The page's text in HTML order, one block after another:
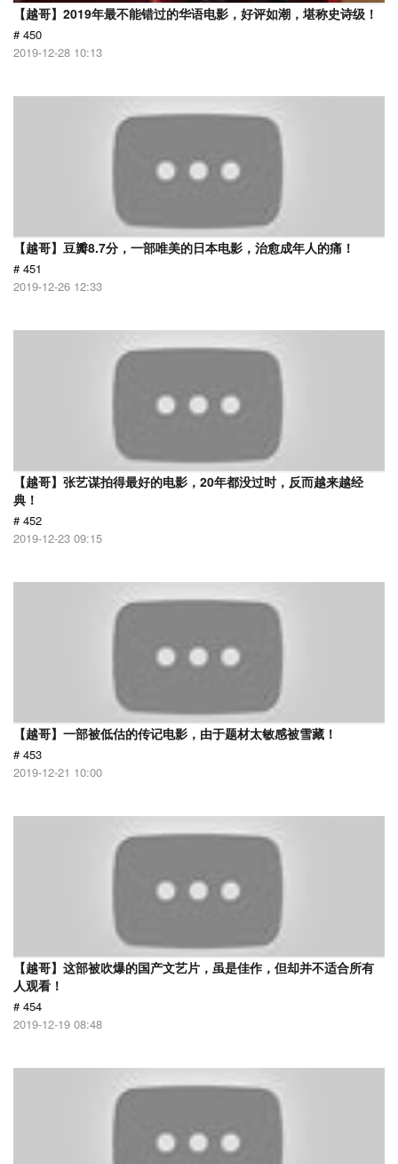
【越哥】2019年最不能错过的华语电影，好评如潮，堪称史诗级！
# 450
2019-12-28 10:13
【越哥】豆瓣8.7分，一部唯美的日本电影，治愈成年人的痛！
# 451
2019-12-26 12:33
【越哥】张艺谋拍得最好的电影，20年都没过时，反而越来越经
典！
# 452
2019-12-23 09:15
【越哥】一部被低估的传记电影，由于题材太敏感被雪藏！
# 453
2019-12-21 10:00
【越哥】这部被吹爆的国产文艺片，虽是佳作，但却并不适合所有
人观看！
# 454
2019-12-19 08:48